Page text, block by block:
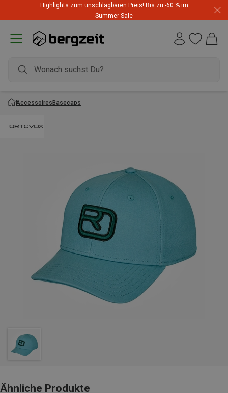
Highlights zum unschlagbaren Preis! Bis zu -60 % im
Summer Sale
AccessoiresBasecaps
Ähnliche Produkte